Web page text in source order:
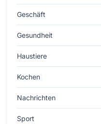
Geschäft
Gesundheit
Haustiere
Kochen
Nachrichten
Sport